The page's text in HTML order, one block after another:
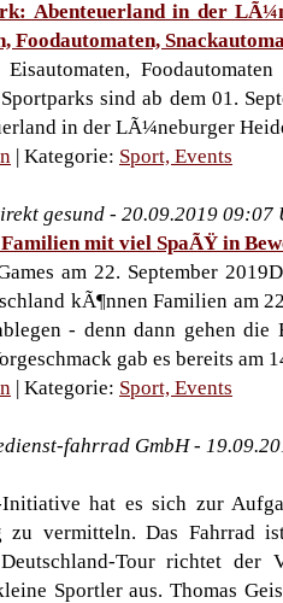
Abenteuerland in der
Foodautomaten,
sind ab dem 01.
in der LÃ¼neburger
| Kategorie: Sport, Events
gesund - 20.09.2019 09:07
mit viel SpaÃŸ in
am 22. September
kÃ¶nnen Familien am
- denn dann gehen die
gab es bereits am
| Kategorie: Sport, Events
fahrrad GmbH -
hat es sich zur
zu vermitteln. Das Fahrrad
Tour richtet der
Sportler aus. Thomas